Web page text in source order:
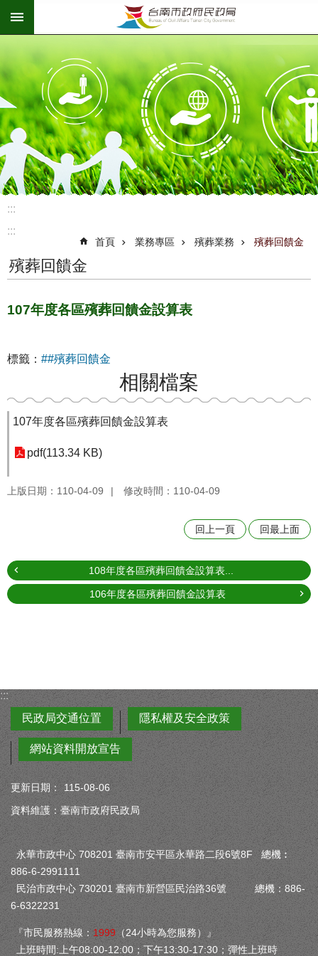
跳到主要內容區塊
:::
:::
首頁 業務專區 殯葬業務 殯葬回饋金
殯葬回饋金
107年度各區殯葬回饋金設算表
標籤： ##殯葬回饋金
相關檔案
107年度各區殯葬回饋金設算表
pdf(113.34 KB)
上版日期：110-04-09 修改時間：110-04-09
回上一頁 回最上面
108年度各區殯葬回饋金設算表...
106年度各區殯葬回饋金設算表
:::
民政局交通位置
隱私權及安全政策
網站資料開放宣告
更新日期：
115-08-06
資料維護：臺南市政府民政局
永華市政中心 708201 臺南市安平區永華路二段6號8F 總機︰
886-6-2991111
民治市政中心 730201 臺南市新營區民治路36號 總機：886-
6-6322231
『市民服務熱線： 1999 （24小時為您服務）』
上班時間:上午08:00-12:00；下午13:30-17:30；彈性上班時